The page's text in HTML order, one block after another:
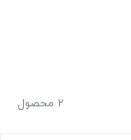
2 محصول